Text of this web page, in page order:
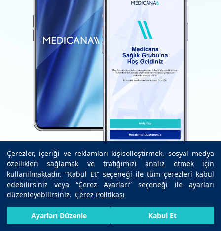
Çerezler, içeriği ve reklamları kişiselleştirmek, sosyal medya
özellikleri sağlamak ve trafiğimizi analiz etmek için
kullanılmaktadır. “Kabul Et” seçeneği ile tüm çerezleri kabul
edebilirsiniz veya “Çerez Ayarları” seçeneği ile ayarları
düzenleyebilirsiniz. Çerez Politikası
Ayarları Düzenle Kabul Et
İndir
Google Play
HIZLI RANDEVU AL BIZE ULAŞIN